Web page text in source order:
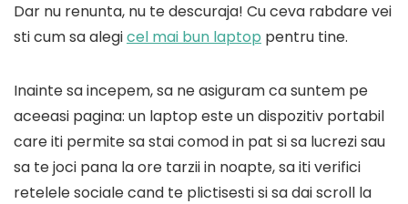
Dar nu renunta, nu te descuraja! Cu ceva rabdare vei
sti cum sa alegicel mai bun laptop pentru tine.
Inainte sa incepem, sa ne asiguram ca suntem pe
aceeasi pagina: un laptop este un dispozitiv portabil
care iti permite sa stai comod in pat si sa lucrezi sau
sa te joci pana la ore tarzii in noapte, sa iti verifici
retelele sociale cand te plictisesti si sa dai scroll la